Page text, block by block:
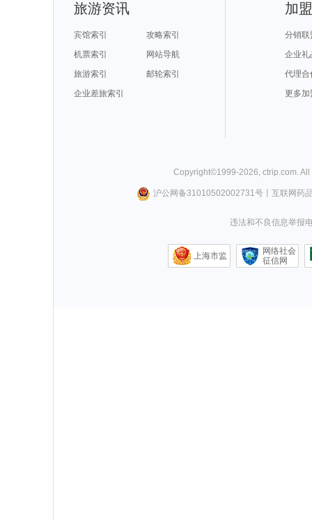
旅游资讯
宾馆索引
攻略索引
机票索引
网站导航
旅游索引
邮轮索引
企业差旅索引
加
分销联
企业礼
代理合
更多加
Copyright©1999-2026, ctrip.com.
沪公网备31010502002731号丨 互联网药
违法和不良信息举报
上海市监
网络社会
征信网